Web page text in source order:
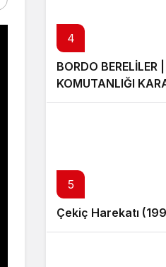
4
BORDO BERELİLER
KOMUTANLIĞI
5
Çekiç Harekatı